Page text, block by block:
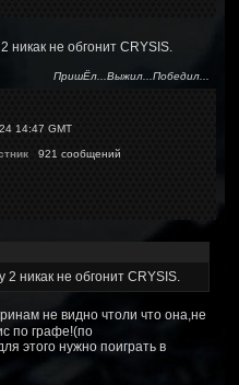
никак не обгонит CRYSIS.
ПришЁл...Выжил...Победил...
14:47 GMT
921 сообщений
2 никак не обгонит CRYSIS.
не видно чтоли что она,не
по графе!(по
этого нужно поиграть в